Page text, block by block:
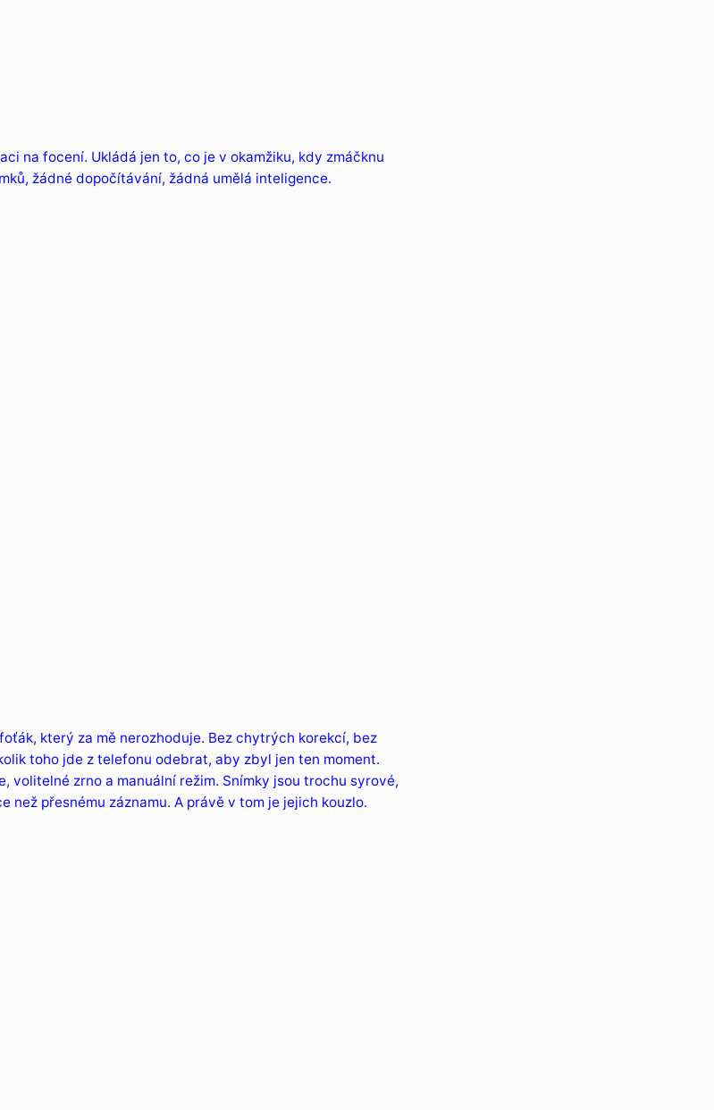
na focení. Ukládá jen to, co je v okamžiku, kdy zmáčknu
žádné dopočítávání, žádná umělá inteligence.
který za mě nerozhoduje. Bez chytrých korekcí, bez
toho jde z telefonu odebrat, aby zbyl jen ten moment.
volitelné zrno a manuální režim. Snímky jsou trochu syrové,
než přesnému záznamu. A právě v tom je jejich kouzlo.